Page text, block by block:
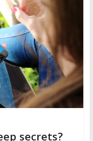
secrets?